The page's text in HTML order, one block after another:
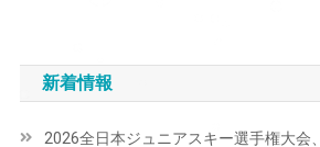
ナ
ビ
新着情報
2026全日本ジュニアスキー選手権大会